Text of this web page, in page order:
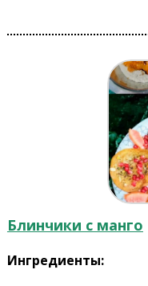
Блинчики с манго
Ингредиенты: